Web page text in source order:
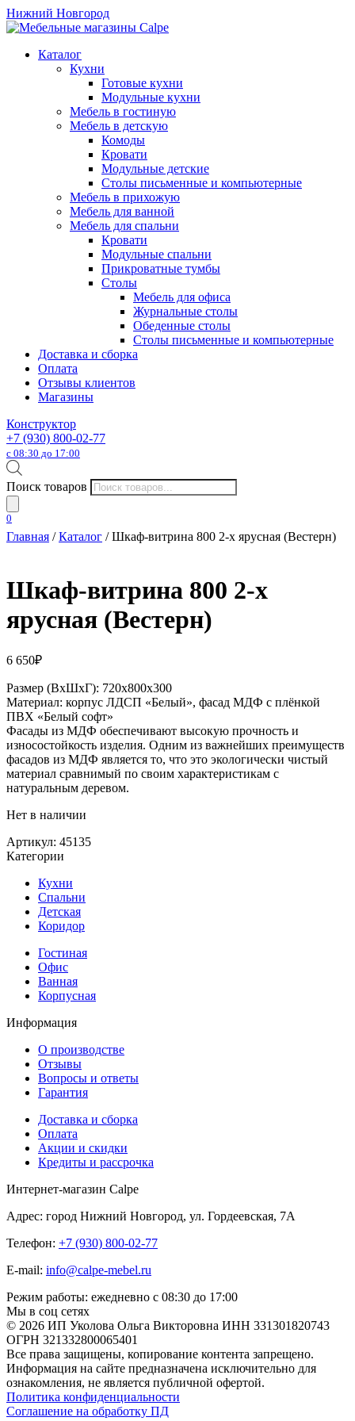
Нижний Новгород
Каталог
Кухни
Готовые кухни
Модульные кухни
Мебель в гостиную
Мебель в детскую
Комоды
Кровати
Модульные детские
Столы письменные и компьютерные
Мебель в прихожую
Мебель для ванной
Мебель для спальни
Кровати
Модульные спальни
Прикроватные тумбы
Столы
Мебель для офиса
Журнальные столы
Обеденные столы
Столы письменные и компьютерные
Доставка и сборка
Оплата
Отзывы клиентов
Магазины
Конструктор
+7 (930) 800-02-77
с 08:30 до 17:00
Поиск товаров
0
Главная /Каталог / Шкаф-витрина 800 2-х ярусная (Вестерн)
Шкаф-витрина 800 2-х
ярусная (Вестерн)
6 650₽
Размер (ВхШхГ): 720х800х300
Материал: корпус ЛДСП «Белый», фасад МДФ с плёнкой
ПВХ «Белый софт»
Фасады из МДФ обеспечивают высокую прочность и
износостойкость изделия. Одним из важнейших преимуществ
фасадов из МДФ является то, что это экологически чистый
материал сравнимый по своим характеристикам с
натуральным деревом.
Нет в наличии
Артикул: 45135
Категории
Кухни
Спальни
Детская
Коридор
Гостиная
Офис
Ванная
Корпусная
Информация
О производстве
Отзывы
Вопросы и ответы
Гарантия
Доставка и сборка
Оплата
Акции и скидки
Кредиты и рассрочка
Интернет-магазин Calpe
Адрес: город Нижний Новгород, ул. Гордеевская, 7А
Телефон: +7 (930) 800-02-77
E-mail: info@calpe-mebel.ru
Режим работы: ежедневно с 08:30 до 17:00
Мы в соц сетях
© 2026 ИП Уколова Ольга Викторовна ИНН 331301820743
ОГРН 321332800065401
Все права защищены, копирование контента запрещено.
Информация на сайте предназначена исключительно для
ознакомления, не является публичной офертой.
Политика конфиденциальности
Соглашение на обработку ПД